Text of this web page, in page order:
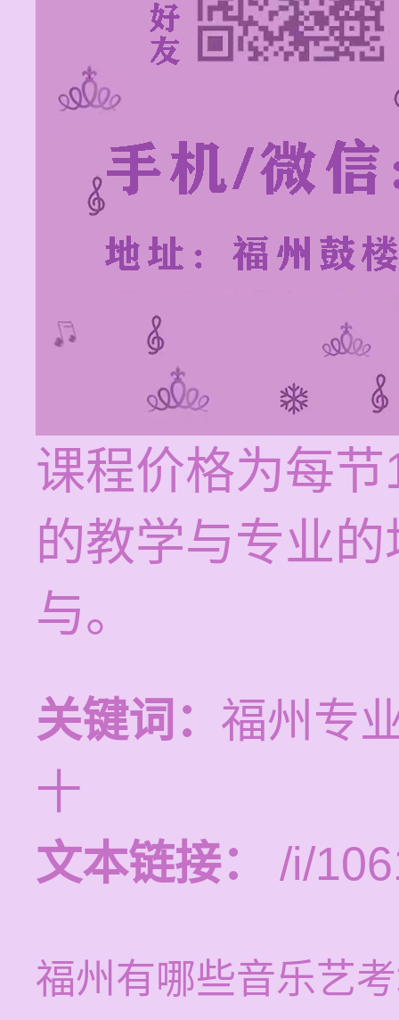
课程价格为每
的教学与专业
与。
关键词： 福州专
十
文本链接：
/i/
福州有哪些音乐艺